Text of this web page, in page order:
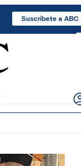
Suscríbete a ABC